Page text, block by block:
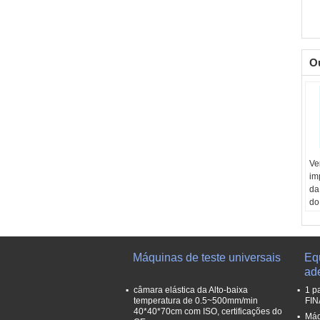
Máquinas de teste universais
câmara elástica da Alto-baixa
temperatura de 0.5~500mm/min
40*40*70cm com ISO, certificações do
1